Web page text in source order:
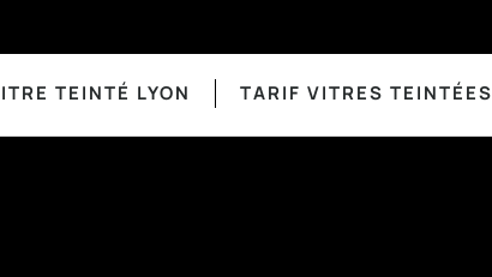
TEINTÉ LYON TARIF VITRES TEINTÉES